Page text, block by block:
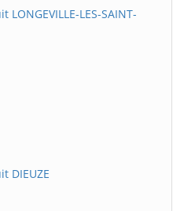
LES-SAINT-
DIEUZE